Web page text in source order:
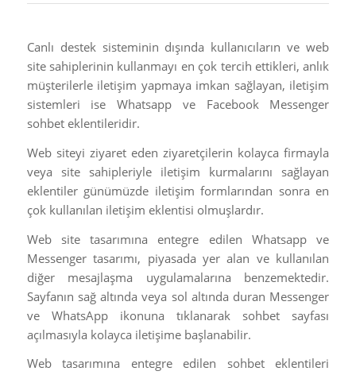
Canlı destek sisteminin dışında kullanıcıların ve web
site sahiplerinin kullanmayı en çok tercih ettikleri, anlık
müşterilerle iletişim yapmaya imkan sağlayan, iletişim
sistemleri ise Whatsapp ve Facebook Messenger
sohbet eklentileridir.
Web siteyi ziyaret eden ziyaretçilerin kolayca firmayla
veya site sahipleriyle iletişim kurmalarını sağlayan
eklentiler günümüzde iletişim formlarından sonra en
çok kullanılan iletişim eklentisi olmuşlardır.
Web site tasarımına entegre edilen Whatsapp ve
Messenger tasarımı, piyasada yer alan ve kullanılan
diğer mesajlaşma uygulamalarına benzemektedir.
Sayfanın sağ altında veya sol altında duran Messenger
ve WhatsApp ikonuna tıklanarak sohbet sayfası
açılmasıyla kolayca iletişime başlanabilir.
Web tasarımına entegre edilen sohbet eklentileri